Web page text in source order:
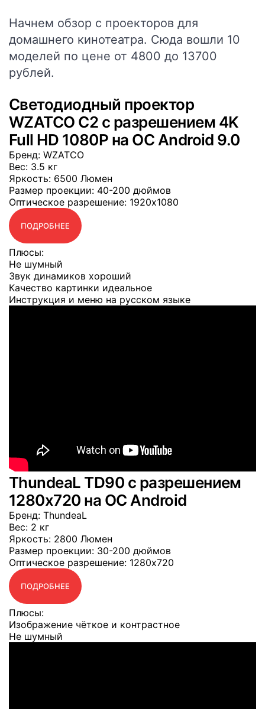
Начнем обзор с проекторов для
домашнего кинотеатра. Сюда вошли 10
моделей по цене от 4800 до 13700
рублей.
Светодиодный проектор
WZATCO C2 с разрешением 4K
Full HD 1080P на ОС Android 9.0
Бренд: WZATCO
Вес: 3.5 кг
Яркость: 6500 Люмен
Размер проекции: 40-200 дюймов
Оптическое разрешение: 1920x1080
ПОДРОБНЕЕ
Плюсы:
Не шумный
Звук динамиков хороший
Качество картинки идеальное
Инструкция и меню на русском языке
ThundeaL TD90 с разрешением
1280x720 на OC Android
Бренд: ThundeaL
Вес: 2 кг
Яркость: 2800 Люмен
Размер проекции: 30-200 дюймов
Оптическое разрешение: 1280x720
ПОДРОБНЕЕ
Плюсы:
Изображение чёткое и контрастное
Не шумный